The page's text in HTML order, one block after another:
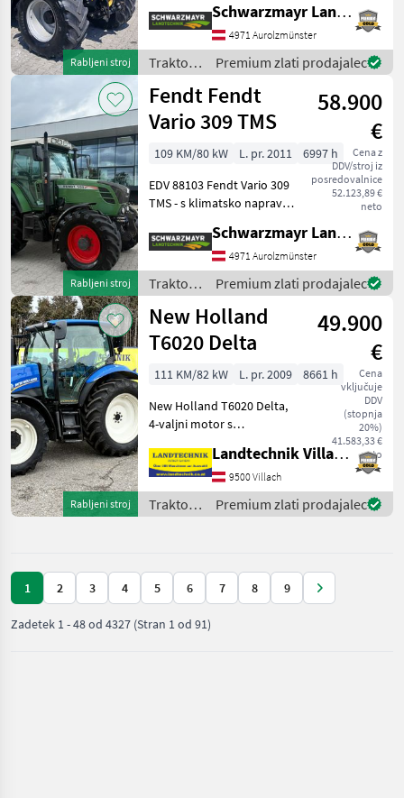
Rabljeni stroj
letnik izdelave 2006 – prva
registracija 18. 4. 2006 - z
močjo 119 PS - z ročnim
menjalniko
Schwarzmayr Landtechnik GmbH - Aurolzmünster
4971 Aurolzmünster
Traktor /
Deutz
Fahr
Premium zlati prodajalec
Rabljeni stroj
Fendt Fendt
Vario 309 TMS
58.900
€
Cena z
DDV/stroj iz
posredovalnice
52.123,89 €
neto
109 KM/80 kW L. pr. 2011
6997 h
EDV 88103 Fendt Vario 309
TMS - s klimatsko napravo -
540/65R38 - z novimi
pnevmatikami 480/65R28 -
s sprednjim dvigalom - s 3
mehanskimi z
Schwarzmayr Landtechnik GmbH - Aurolzmünster
4971 Aurolzmünster
Traktor /
Fendt
Premium zlati prodajalec
Rabljeni stroj
New Holland
T6020 Delta
49.900
€
Cena
vključuje
DDV
(stopnja
20%)
41.583,33 €
neto
111 KM/82 kW L. pr. 2009
8661 h
New Holland T6020 Delta,
4-valjni motor s
hidravlika in sprednji
priključni gred, nizka
udobna kabina s klimatsko
napravo, zračni sedež,
Landtechnik Villach GmbH
9500 Villach
Traktor /
New
Premium zlati prodajalec
1 2 3 4 5 6 7 8 9
Zadetek 1-48od 4327 (Stran 1 od 91)